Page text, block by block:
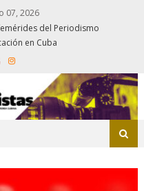
07, 2026
del Periodismo
en Cuba